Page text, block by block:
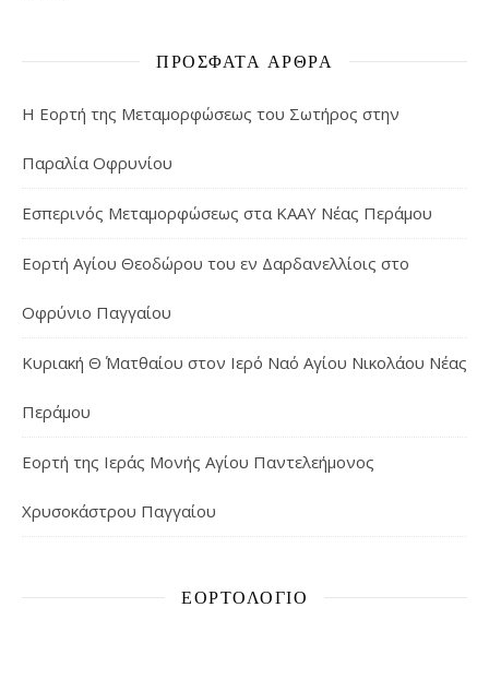
ΠΡΌΣΦΑΤΑ ΆΡΘΡΑ
Η Εορτή της Μεταμορφώσεως του Σωτήρος στην
Παραλία Οφρυνίου
Εσπερινός Μεταμορφώσεως στα ΚΑΑΥ Νέας Περάμου
Εορτή Αγίου Θεοδώρου του εν Δαρδανελλίοις στο
Οφρύνιο Παγγαίου
Κυριακή Θ΄ Ματθαίου στον Ιερό Ναό Αγίου Νικολάου Νέας
Περάμου
Εορτή της Ιεράς Μονής Αγίου Παντελεήμονος
Χρυσοκάστρου Παγγαίου
ΕΟΡΤΟΛΌΓΙΟ